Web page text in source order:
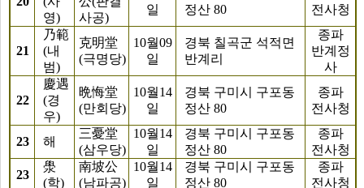
영)
사공)
일
정산 80
전사청
21
乃範
(내
범)
克明堂
(극명당)
10월09
일
경북 칠곡군 석적면
반계리
종파
반계정
사
22
慶遇
(경
우)
晩悔堂
(만회당)
10월14
일
경북 구미시 구포동
정산 80
종파
전사청
23 해
三憂堂
(삼우당)
10월14
일
경북 구미시 구포동
정산 80
종파
전사청
23
澩
(학)
南坡公
(남파공)
10월14
일
경북 구미시 구포동
정산 80
종파
전사청